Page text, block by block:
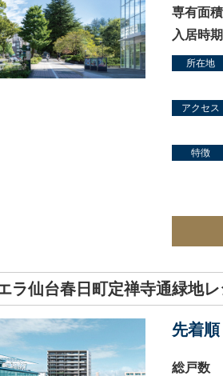
専有面積
入居時期
所在地
アクセス
特徴
ラ仙台春日町定禅寺通緑地レ
先着
総戸数